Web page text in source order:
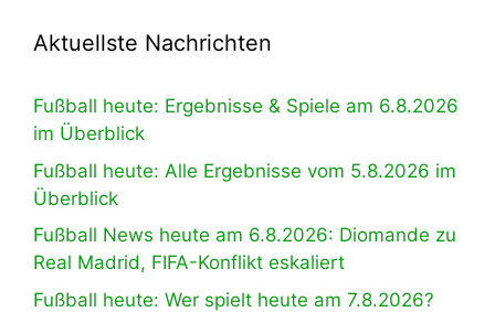
Aktuellste Nachrichten
Fußball heute: Ergebnisse & Spiele am 6.8.2026
im Überblick
Fußball heute: Alle Ergebnisse vom 5.8.2026 im
Überblick
Fußball News heute am 6.8.2026: Diomande zu
Real Madrid, FIFA-Konflikt eskaliert
Fußball heute: Wer spielt heute am 7.8.2026?